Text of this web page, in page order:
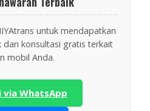
untuk mendapatkan
konsultasi gratis terkait
mobil Anda.
via WhatsApp